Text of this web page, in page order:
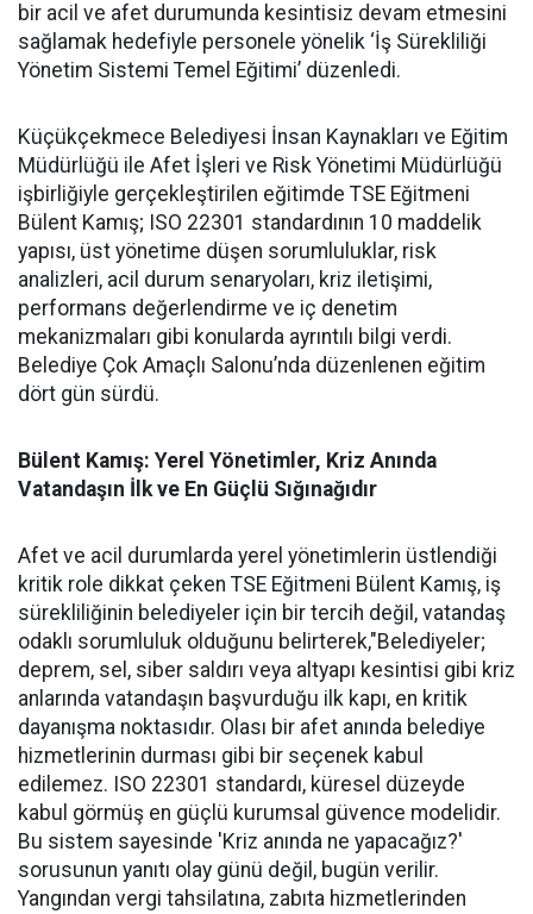
bir acil ve afet durumunda kesintisiz devam etmesini
sağlamak hedefiyle personele yönelik ‘İş Sürekliliği
Yönetim Sistemi Temel Eğitimi’ düzenledi.
Küçükçekmece Belediyesi İnsan Kaynakları ve Eğitim
Müdürlüğü ile Afet İşleri ve Risk Yönetimi Müdürlüğü
işbirliğiyle gerçekleştirilen eğitimde TSE Eğitmeni
Bülent Kamış; ISO 22301 standardının 10 maddelik
yapısı, üst yönetime düşen sorumluluklar, risk
analizleri, acil durum senaryoları, kriz iletişimi,
performans değerlendirme ve iç denetim
mekanizmaları gibi konularda ayrıntılı bilgi verdi.
Belediye Çok Amaçlı Salonu’nda düzenlenen eğitim
dört gün sürdü.
Bülent Kamış: Yerel Yönetimler, Kriz Anında
Vatandaşın İlk ve En Güçlü Sığınağıdır
Afet ve acil durumlarda yerel yönetimlerin üstlendiği
kritik role dikkat çeken TSE Eğitmeni Bülent Kamış, iş
sürekliliğinin belediyeler için bir tercih değil, vatandaş
odaklı sorumluluk olduğunu belirterek,"Belediyeler;
deprem, sel, siber saldırı veya altyapı kesintisi gibi kriz
anlarında vatandaşın başvurduğu ilk kapı, en kritik
dayanışma noktasıdır. Olası bir afet anında belediye
hizmetlerinin durması gibi bir seçenek kabul
edilemez. ISO 22301 standardı, küresel düzeyde
kabul görmüş en güçlü kurumsal güvence modelidir.
Bu sistem sayesinde 'Kriz anında ne yapacağız?'
sorusunun yanıtı olay günü değil, bugün verilir.
Yangından vergi tahsilatına, zabıta hizmetlerinden